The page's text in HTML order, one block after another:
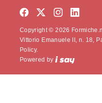
Copyright © 2026
Vittorio Emanuele II, n. 18,
Policy.
Powered by